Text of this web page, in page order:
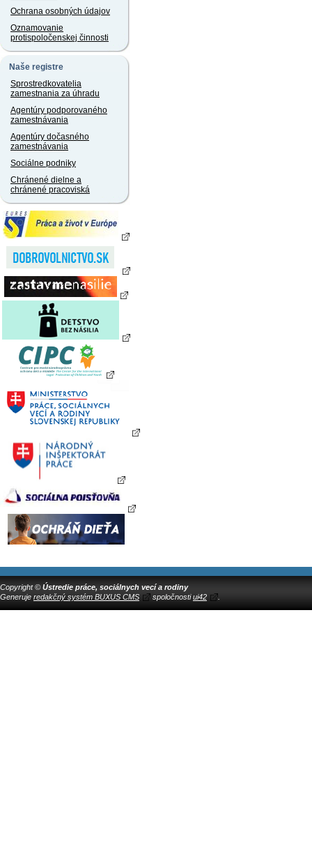
Ochrana osobných údajov
Oznamovanie
protispoločenskej činnosti
Naše registre
Sprostredkovatelia
zamestnania za úhradu
Agentúry podporovaného
zamestnávania
Agentúry dočasného
zamestnávania
Sociálne podniky
Chránené dielne a
chránené pracoviská
Copyright © Ústredie práce, sociálnych vecí a rodiny
Generuje redakčný systém BUXUS CMS spoločnostiui42